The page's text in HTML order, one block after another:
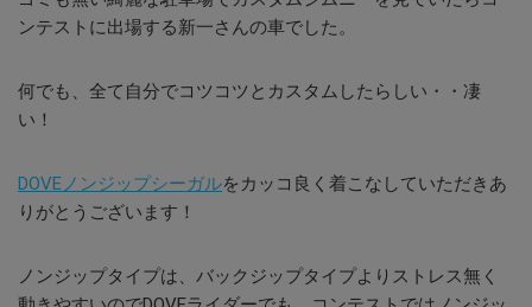
ンテストに出場する新一さんの車でした。
何でも、全て自分でコツコツとカスタムしたらしい・・凄
い！
DOVEノンジップシーガルをカッコ良く着こなしていただきあ
りがとうございます！
ノンジップタイプは、バックジップタイプよりストレス無く